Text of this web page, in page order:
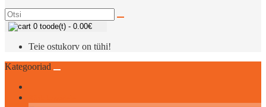
0 toode(t) - 0.00€
Teie ostukorv on tühi!
Kategooriad